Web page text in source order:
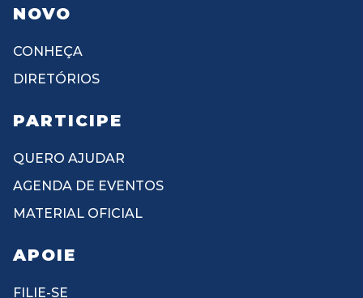
NOVO
CONHEÇA
DIRETÓRIOS
PARTICIPE
QUERO AJUDAR
AGENDA DE EVENTOS
MATERIAL OFICIAL
APOIE
FILIE-SE